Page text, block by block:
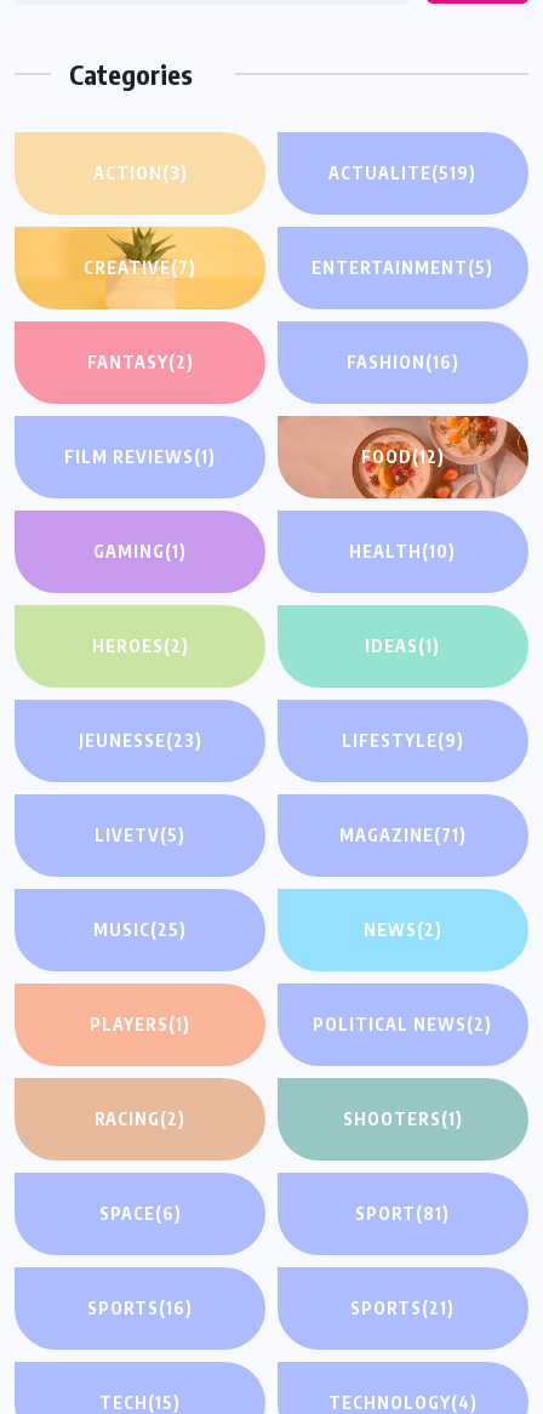
Categories
ACTION(3) ACTUALITE(519)
CREATIVE(7) ENTERTAINMENT(5)
FANTASY(2) FASHION(16)
FILM REVIEWS(1) FOOD(12)
GAMING(1) HEALTH(10)
HEROES(2) IDEAS(1)
JEUNESSE(23) LIFESTYLE(9)
LIVETV(5) MAGAZINE(71)
MUSIC(25) NEWS(2)
PLAYERS(1) POLITICAL NEWS(2)
RACING(2) SHOOTERS(1)
SPACE(6) SPORT(81)
SPORTS(16) SPORTS(21)
TECH(15) TECHNOLOGY(4)